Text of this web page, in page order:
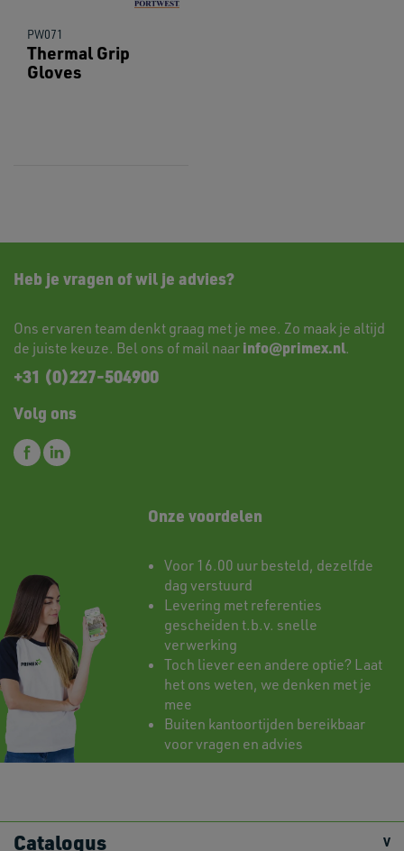
PW071
Thermal Grip
Gloves
Heb je vragen of wil je advies?
Ons ervaren team denkt graag met je mee. Zo maak je altijd
de juiste keuze. Bel ons of mail naar info@primex.nl.
+31 (0)227-504900
Volg ons
Onze voordelen
Voor 16.00 uur besteld, dezelfde
dag verstuurd
Levering met referenties
gescheiden t.b.v. snelle
verwerking
Toch liever een andere optie? Laat
het ons weten, we denken met je
mee
Buiten kantoortijden bereikbaar
voor vragen en advies
Catalogus